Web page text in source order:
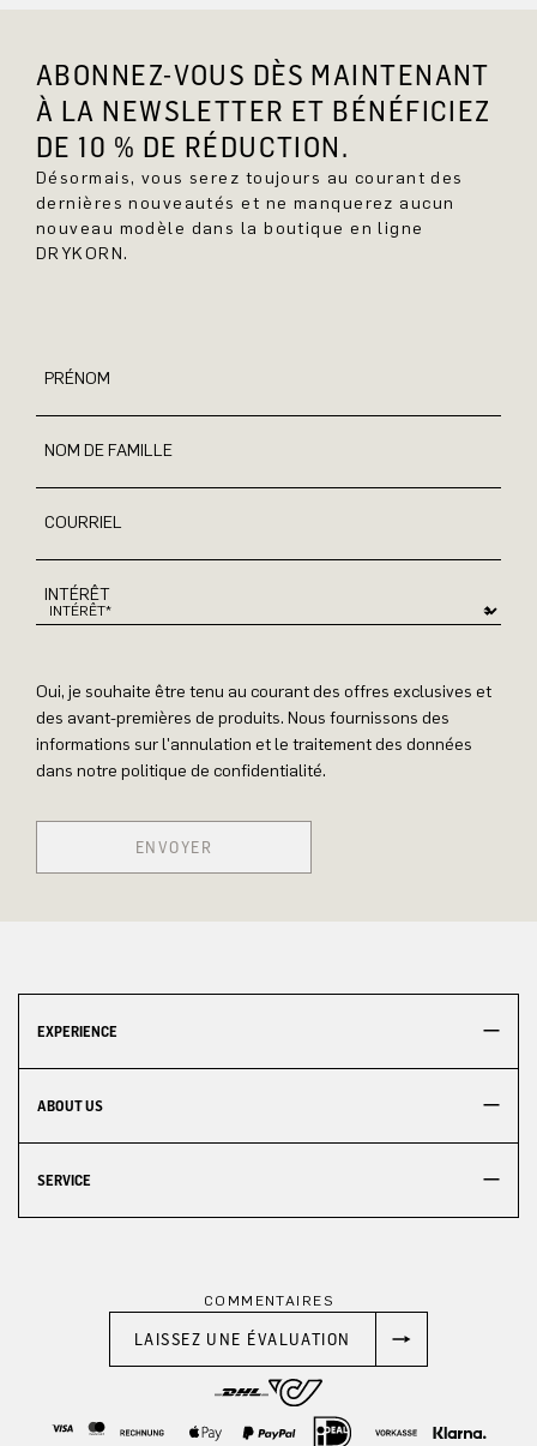
ABONNEZ-VOUS DÈS MAINTENANT
À LA NEWSLETTER ET BÉNÉFICIEZ
DE 10 % DE RÉDUCTION.
Désormais, vous serez toujours au courant des
dernières nouveautés et ne manquerez aucun
nouveau modèle dans la boutique en ligne
DRYKORN.
PRÉNOM
NOM DE FAMILLE
COURRIEL
INTÉRÊT
Oui, je souhaite être tenu au courant des offres exclusives et
des avant-premières de produits. Nous fournissons des
informations sur l'annulation et le traitement des données
dans notre politique de confidentialité.
ENVOYER
EXPERIENCE
ABOUT US
SERVICE
COMMENTAIRES
LAISSEZ UNE ÉVALUATION